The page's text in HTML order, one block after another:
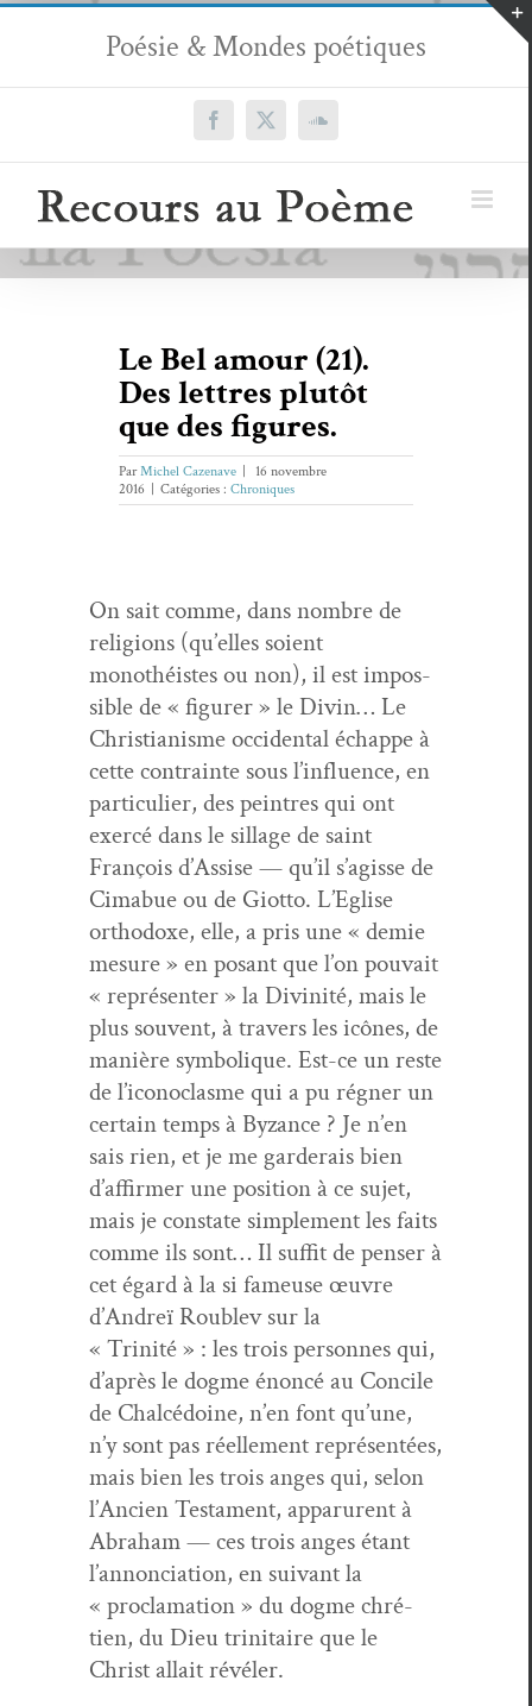
Passer
contenu
Poésie & Mondes poétiques
Facebook
X SoundCloud
Le Bel amour (21).
Des lettres plutôt
que des figures.
ParMichel Cazenave
16 novembre
2016
Catégories : Chroniques
On sait comme, dans nom­bre de
reli­gions (qu’elles soient
monothéistes ou non), il est impos­
si­ble de « fig­ur­er » le Divin… Le
Chris­tian­isme occi­den­tal échappe à
cette con­trainte sous l’influence, en
par­ti­c­uli­er, des pein­tres qui ont
exer­cé dans le sil­lage de saint
François d’Assise — qu’il s’agisse de
Cimabue ou de Giot­to. L’Eglise
ortho­doxe, elle, a pris une « demie
mesure » en posant que l’on pou­vait
« représen­ter » la Divinité, mais le
plus sou­vent, à tra­vers les icônes, de
manière sym­bol­ique. Est-ce un reste
de l’iconoclasme qui a pu régn­er un
cer­tain temps à Byzance ? Je n’en
sais rien, et je me garderais bien
d’affirmer une posi­tion à ce sujet,
mais je con­state sim­ple­ment les faits
comme ils sont… Il suf­fit de penser à
cet égard à la si fameuse œuvre
d’Andreï Rou­blev sur la
« Trinité » : les trois per­son­nes qui,
d’après le dogme énon­cé au Con­cile
de Chal­cé­doine, n’en font qu’une,
n’y sont pas réelle­ment représen­tées,
mais bien les trois anges qui, selon
l’Ancien Tes­ta­ment, apparurent à
Abra­ham — ces trois anges étant
l’annonciation, en suiv­ant la
« procla­ma­tion » du dogme chré­
tien, du Dieu trini­taire que le
Christ allait révéler.